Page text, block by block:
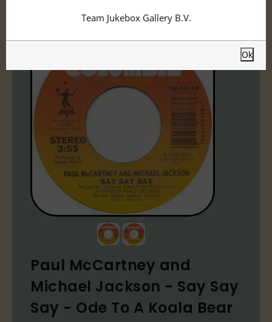
Paul McCartney and
Michael Jackson ‎- Say Say
Say - Ode To A Koala Bear
Team Jukebox Gallery B.V.
Ok